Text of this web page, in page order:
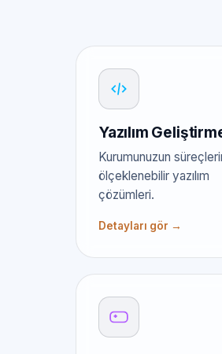
Yazılım
Kurumunuzun
ölçeklenebilir yazılım
çözümleri.
Detayları gör →